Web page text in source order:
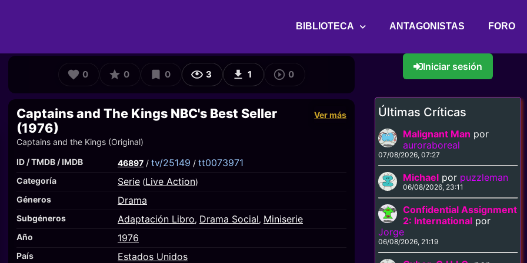
BIBLIOTECA ANTAGONISTAS FORO
0 0 0 3 1 0
Captains and The Kings NBC's Best Seller
(1976)
Ver más
Captains and the Kings (Original)
ID / TMDB / IMDB
46897 / tv/25149 / tt0073971
Categoría Serie (Live Action)
Géneros
Drama
Subgéneros Adaptación Libro, Drama Social, Miniserie
Año 1976
País Estados Unidos
Iniciar sesión
Últimas Críticas
Malignant Man por
auroraboreal
07/08/2026, 07:27
Michael por puzzleman
06/08/2026, 23:11
Confidential Assignment
2: International por
Jorge
06/08/2026, 21:19